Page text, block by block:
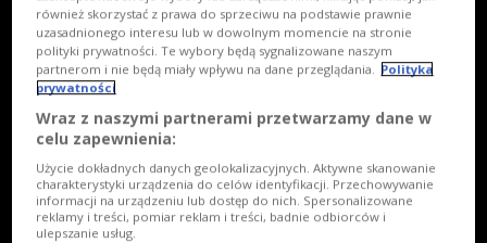
również skorzystać z prawa do sprzeciwu na podstawie prawnie
uzasadnionego interesu lub w dowolnym momencie na stronie
polityki prywatności. Te wybory będą sygnalizowane naszym
partnerom i nie będą miały wpływu na dane przeglądania. Polityka
prywatności
Wraz z naszymi partnerami przetwarzamy dane w
celu zapewnienia:
Użycie dokładnych danych geolokalizacyjnych. Aktywne skanowanie
charakterystyki urządzenia do celów identyfikacji. Przechowywanie
informacji na urządzeniu lub dostęp do nich. Spersonalizowane
reklamy i treści, pomiar reklam i treści, badnie odbiorców i
ulepszanie usług.